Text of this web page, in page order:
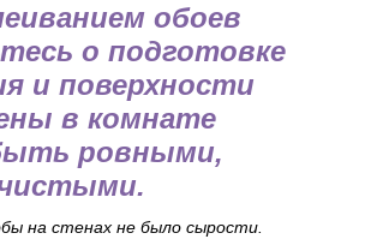
обоев
о подготовке
и поверхности
в комнате
ровными,
на стенах не было сырости.